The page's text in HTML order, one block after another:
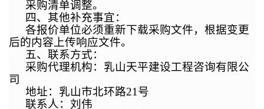
采购清单调整。
四、其他补充事宜：
各报价单位必须重新下载采购文件，根据变更
后的内容上传响应文件。
五、联系方式：
采购代理机构：乳山天平建设工程咨询有限公
司
地址：乳山市北环路21号
联系人：刘伟